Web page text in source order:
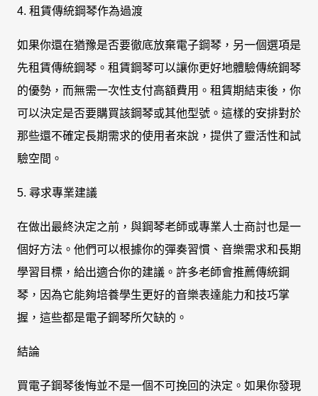
4. 租賃傳統鋼琴作為過渡
如果你還在猶豫是否要徹底放棄電子鋼琴，另一個選項是
先租賃傳統鋼琴。租賃鋼琴可以讓你更好地體驗傳統鋼琴
的優勢，而無需一次性支付高額費用。租賃期結束後，你
可以決定是否要購買該鋼琴或其他型號。這樣的安排對於
那些還不確定長期需求的使用者來說，提供了靈活性和試
驗空間。
5. 尋求專業建議
在做出最終決定之前，與鋼琴老師或專業人士商討也是一
個好方法。他們可以根據你的彈奏習慣、音樂需求和長期
學習目標，給出適合你的建議。許多老師會推薦傳統鋼
琴，因為它能夠培養學生更好的音樂表達能力和技巧掌
握，這些都是電子鋼琴所欠缺的。
結論
買電子鋼琴後悔並不是一個不可挽回的決定。如果你發現